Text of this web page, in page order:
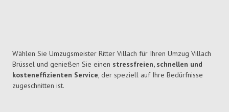
Wählen Sie Umzugsmeister Ritter Villach für Ihren Umzug Villach
Brüssel und genießen Sie einen stressfreien, schnellen und
kosteneffizienten Service, der speziell auf Ihre Bedürfnisse
zugeschnitten ist.